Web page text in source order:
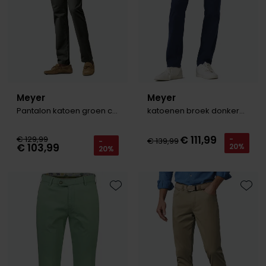
Meyer
Pantalon katoen groen chino
€ 129,99
€ 103,99 -
20%
Meyer
katoenen broek donkerblauw Bonn
€ 139,99€ 111,99 -
20%
Toevoegen aan favorieten